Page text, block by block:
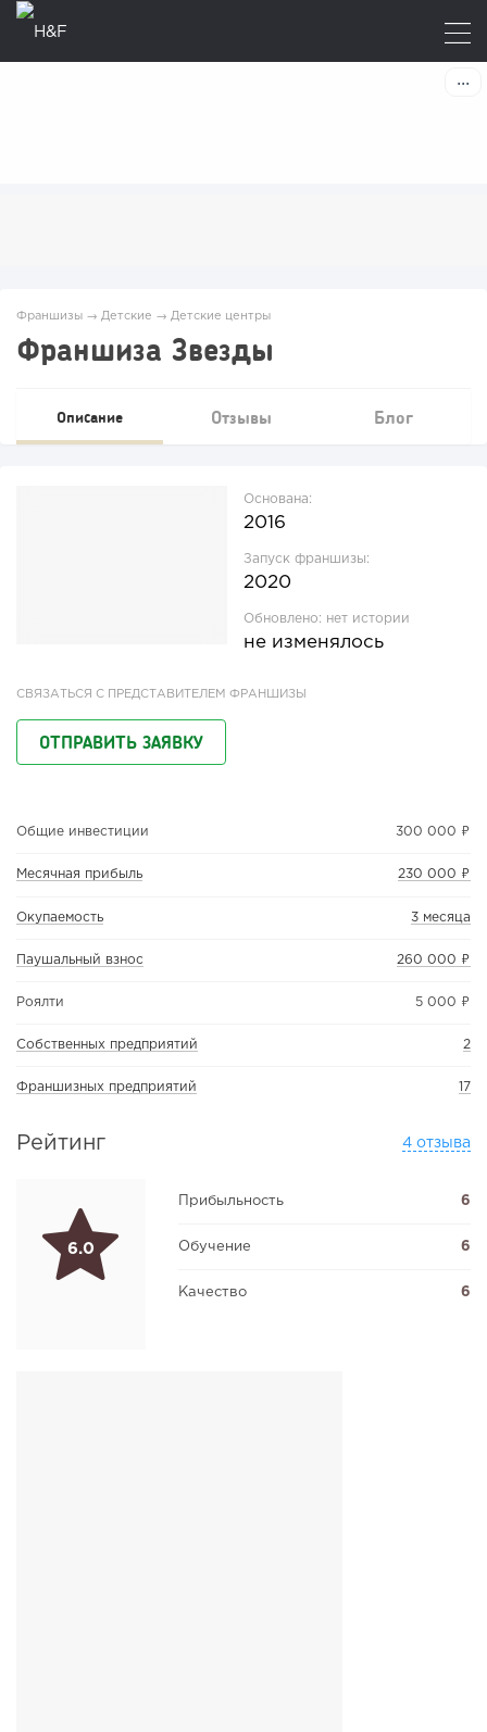
Франшизы → Детские → Детские центры
Франшиза Звезды
Описание Отзывы Блог
Основана:
2016
Запуск франшизы:
2020
Обновлено: нет истории
не изменялось
СВЯЗАТЬСЯ С ПРЕДСТАВИТЕЛЕМ ФРАНШИЗЫ
ОТПРАВИТЬ ЗАЯВКУ
Общие инвестиции 300 000 ₽
Месячная прибыль 230 000 ₽
Окупаемость 3 месяца
Паушальный взнос 260 000 ₽
Роялти 5 000 ₽
Собственных предприятий 2
Франшизных предприятий 17
Рейтинг 4 отзыва
6.0
Прибыльность 6
Обучение 6
Качество 6